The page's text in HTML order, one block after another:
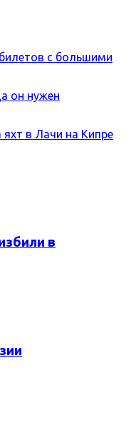
с большими
он нужен
яхт в Лачи на Кипре
в